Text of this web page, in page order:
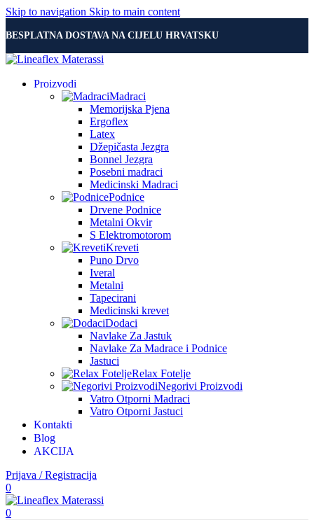
Skip to navigation Skip to main content
BESPLATNA DOSTAVA NA CIJELU HRVATSKU
Proizvodi
Madraci
Memorijska Pjena
Ergoflex
Latex
Džepičasta Jezgra
Bonnel Jezgra
Posebni madraci
Medicinski Madraci
Podnice
Drvene Podnice
Metalni Okvir
S Elektromotorom
Kreveti
Puno Drvo
Iveral
Metalni
Tapecirani
Medicinski krevet
Dodaci
Navlake Za Jastuk
Navlake Za Madrace i Podnice
Jastuci
Relax Fotelje
Negorivi Proizvodi
Vatro Otporni Madraci
Vatro Otporni Jastuci
Kontakti
Blog
AKCIJA
Prijava / Registracija
0
0